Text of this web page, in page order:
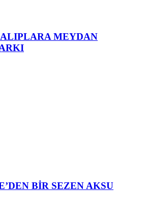
MEYDAN
BİR SEZEN AKSU